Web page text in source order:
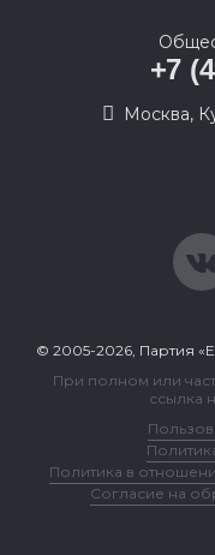
+7
Москва,
© 2005-2026, Партия
При полном или
ссылка
Политика в
Согласие на